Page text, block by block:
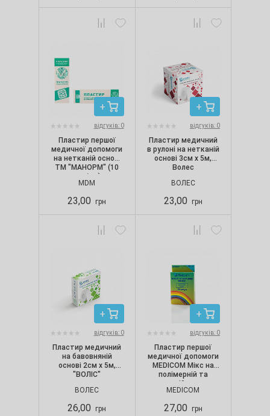
відгуків: 0
Пластир першої
медичної допомоги
на нетканій основі
ТМ "МАНОРМ" (10
шт./уп.)
MDM
23,00 грн
відгуків: 0
Пластир медичний
в рулоні на нетканій
основі 3см х 5м,
Волес
ВОЛЕС
23,00 грн
відгуків: 0
Пластир медичний
на бавовняній
основі 2см х 5м,
"ВОЛІС"
ВОЛЕС
26,00 грн
відгуків: 0
Пластир першої
медичної допомоги
MEDICOM Мікс на
полімерній та
тканинній основах,
1.9х7.2 см, 2.5х7.2
шт./уп.)
MEDICOM
27,00 грн